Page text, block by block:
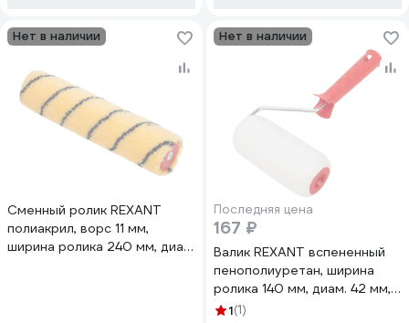
Нет в наличии
Сменный ролик REXANT
полиакрил, ворс 11 мм,
ширина ролика 240 мм, диам.
Нет в наличии
Последняя цена
167 ₽
Валик REXANT вспененный
пенополиуретан, ширина
ролика 140 мм, диам. 42 мм,
бюгель 6 мм 89-0031
1(1)